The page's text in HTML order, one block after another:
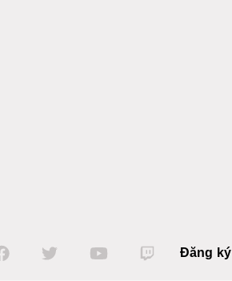
Đăng ký